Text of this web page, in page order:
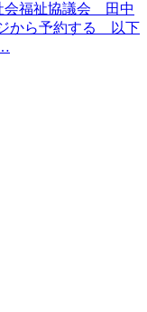
会福祉協議会 田中
から予約する 以下